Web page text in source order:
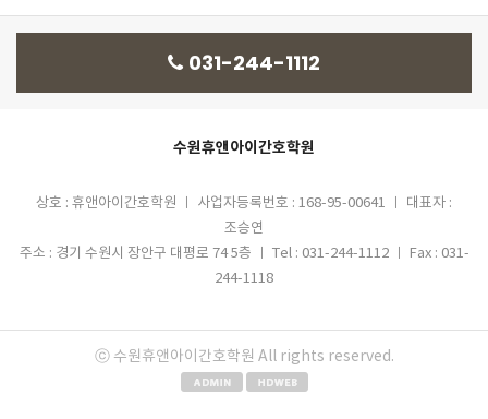
031-244-1112
수원휴앤아이간호학원
상호 : 휴앤아이간호학원 ㅣ 사업자등록번호 : 168-95-00641 ㅣ 대표자 :
조승연
주소 : 경기 수원시 장안구 대평로 74 5층 ㅣ Tel : 031-244-1112 ㅣ Fax : 031-
244-1118
ⓒ 수원휴앤아이간호학원 All rights reserved.